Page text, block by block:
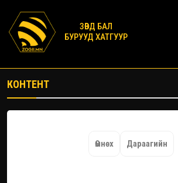
ЗӨВД БАЛ
БУРУУД ХАТГУУР
КОНТЕНТ
Өмнөх Дараагийн